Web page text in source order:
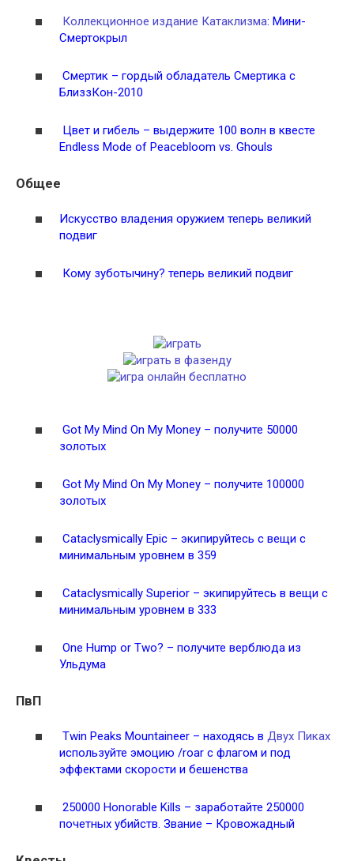
Коллекционное издание Катаклизма: Мини-
Смертокрыл
Смертик – гордый обладатель Смертика с
БлиззКон-2010
Цвет и гибель – выдержите 100 волн в квесте
Endless Mode of Peacebloom vs. Ghouls
Общее
Искусство владения оружием теперь великий
подвиг
Кому зуботычину? теперь великий подвиг
Got My Mind On My Money – получите 50000
золотых
Got My Mind On My Money – получите 100000
золотых
Cataclysmically Epic – экипируйтесь с вещи с
минимальным уровнем в 359
Cataclysmically Superior – экипируйтесь в вещи с
минимальным уровнем в 333
One Hump or Two? – получите верблюда из
Ульдума
ПвП
Twin Peaks Mountaineer – находясь в Двух Пиках
используйте эмоцию /roar с флагом и под
эффектами скорости и бешенства
250000 Honorable Kills – заработайте 250000
почетных убийств. Звание – Кровожадный